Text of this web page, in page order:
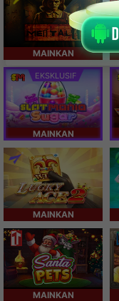
MAINKAN
EKSKLUSIF
MAINKAN
MAINKAN
MAINKAN